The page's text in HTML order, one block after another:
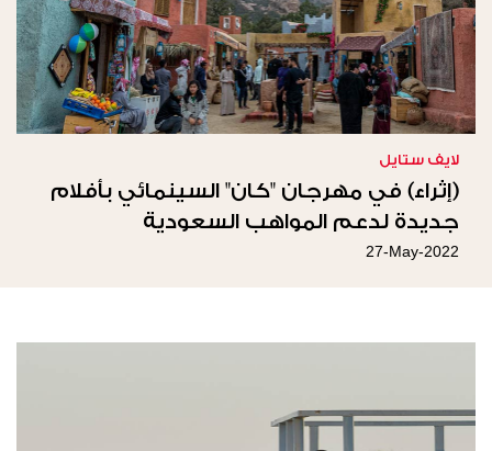
لايف ستايل
(إثراء) في مهرجان "كان" السينمائي بأفلام
جديدة لدعم المواهب السعودية
27-May-2022